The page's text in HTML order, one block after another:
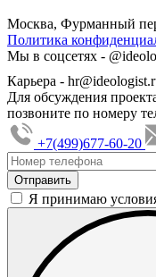
Москва, Фурманный
Политика
Мы в соцсетях -
Карьера -
Для обсуждения
позвоните по номеру
+7(499)677-60-20
Я принимаю